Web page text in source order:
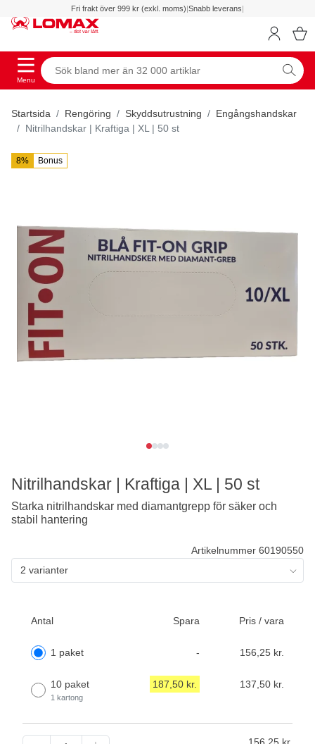
Fri frakt över 999 kr (exkl. moms)|Snabb leverans|
Menu
Startsida Rengöring Skyddsutrustning
Engångshandskar
Nitrilhandskar | Kraftiga | XL | 50 st
8% Bonus
Artikelnummer 60190550
2 varianter
Antal Spara Pris / vara
1 paket - 156,25 kr.
10 paket
1 kartong
187,50 kr. 137,50 kr.
156,25 kr.
Nitrilhandskar | Kraftiga | XL | 50 st
Starka nitrilhandskar med diamantgrepp för säker och
stabil hantering